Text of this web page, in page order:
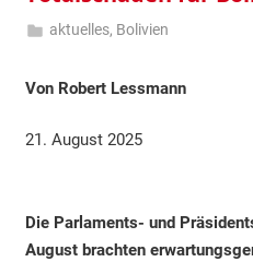
August
Klosius
aktuelles, Bolivien
Von Robert Lessmann
21. August 2025
Die Parlaments- und
August brachten